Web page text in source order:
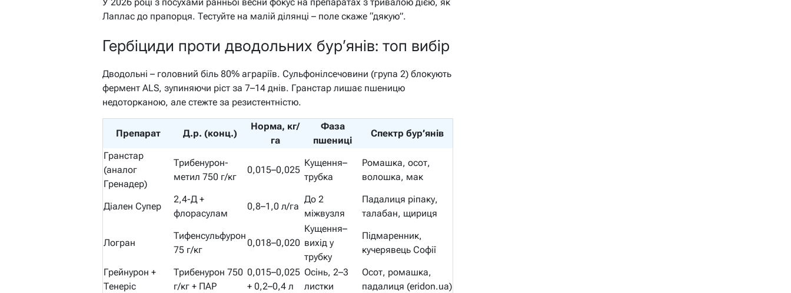
Лаплас до прапорця. Тестуйте на малій ділянці – поле скаже “дякую”.
Гербіциди проти дводольних бур’янів: топ вибір
Дводольні – головний біль 80% аграріїв. Сульфонілсечовини (група 2) блокують
фермент ALS, зупиняючи ріст за 7–14 днів. Гранстар лишає пшеницю
недоторканою, але стежте за резистентністю.
Препарат Д.р. (конц.)
Норма, кг/
га
Фаза
пшениці
Спектр бур’янів
Гранстар
(аналог
Гренадер)
Трибенурон-
метил 750 г/кг
0,015–0,025
Кущення–
трубка
Ромашка, осот,
волошка, мак
Діален Супер
2,4-Д +
флорасулам
0,8–1,0 л/га
До 2
міжвузля
Падалиця ріпаку,
талабан, щириця
Логран
Тифенсульфурон
75 г/кг
0,018–0,020
Кущення–
вихід у
трубку
Підмаренник,
кучерявець Софії
Грейнурон +
Тенеріс
Трибенурон 750
г/кг + ПАР
0,015–0,025
+ 0,2–0,4 л
Осінь, 2–3
листки
Осот, ромашка,
падалиця (eridon.ua)